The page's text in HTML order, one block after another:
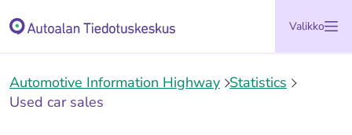
sisältöön
Automotive
Valikko
Automotive Information Highway Statistics
Used car sales